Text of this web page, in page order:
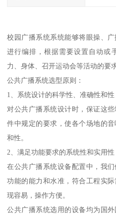
校园广播系统系统能够将眼操、
进行编排，根据需要设置自动或
力、身体、召开运动会等活动的要求
公共广播系统选型原则：
1、系统设计的科学性、准确性和性
对公共广播系统设计时，保证这
件中规定的要求，使各个场地的
和性。
2、满足功能要求的系统性和实用性
在公共广播系统设备配置中，我
功能的能力和水准，符合工程实
现容易，操作方便。
公共广播系统选用的设备均为国